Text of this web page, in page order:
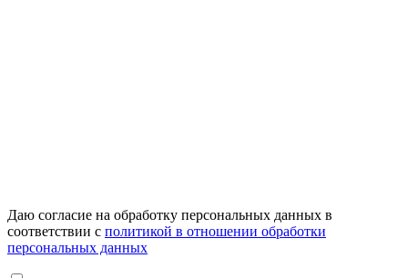
Даю согласие на обработку персональных данных в
соответствии с политикой в отношении обработки
персональных данных